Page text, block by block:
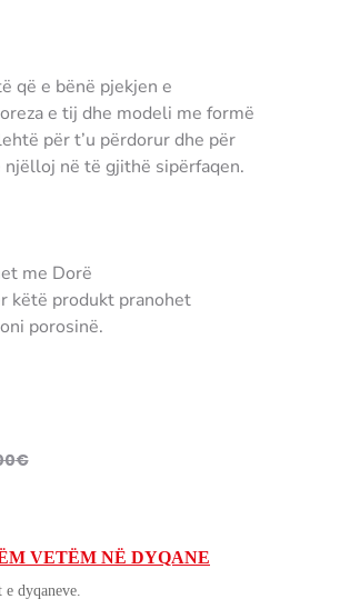
që e bënë pjekjen e
e tij dhe modeli me formë
për t’u përdorur dhe për
njëlloj në të gjithë sipërfaqen.
me Dorë
këtë produkt pranohet
porosinë.
€
VETËM NË DYQANE
dyqaneve.